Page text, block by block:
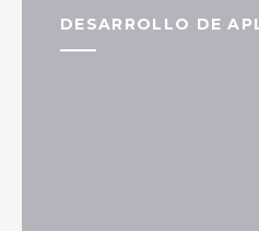
DESARROLLO DE